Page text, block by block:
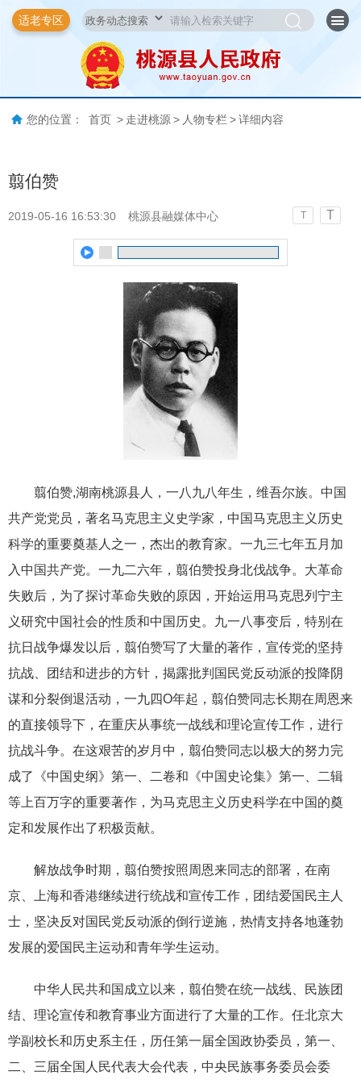
适老专区
您的位置： 首页 > 走进桃源 > 人物专栏 > 详细内容
翦伯赞
2019-05-16 16:53:30 桃源县融媒体中心 T T
翦伯赞,湖南桃源县人，一八九八年生，维吾尔族。中国
共产党党员，著名马克思主义史学家，中国马克思主义历史
科学的重要奠基人之一，杰出的教育家。一九三七年五月加
入中国共产党。一九二六年，翦伯赞投身北伐战争。大革命
失败后，为了探讨革命失败的原因，开始运用马克思列宁主
义研究中国社会的性质和中国历史。九一八事变后，特别在
抗日战争爆发以后，翦伯赞写了大量的著作，宣传党的坚持
抗战、团结和进步的方针，揭露批判国民党反动派的投降阴
谋和分裂倒退活动，一九四O年起，翦伯赞同志长期在周恩来
的直接领导下，在重庆从事统一战线和理论宣传工作，进行
抗战斗争。在这艰苦的岁月中，翦伯赞同志以极大的努力完
成了《中国史纲》第一、二卷和《中国史论集》第一、二辑
等上百万字的重要著作，为马克思主义历史科学在中国的奠
定和发展作出了积极贡献。
解放战争时期，翦伯赞按照周恩来同志的部署，在南
京、上海和香港继续进行统战和宣传工作，团结爱国民主人
士，坚决反对国民党反动派的倒行逆施，热情支持各地蓬勃
发展的爱国民主运动和青年学生运动。
中华人民共和国成立以来，翦伯赞在统一战线、民族团
结、理论宣传和教育事业方面进行了大量的工作。任北京大
学副校长和历史系主任，历任第一届全国政协委员，第一、
二、三届全国人民代表大会代表，中央民族事务委员会委